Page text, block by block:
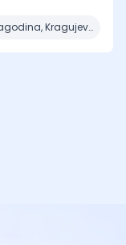
Beograd, Čačak, Jagodina, Kragujevac, Kruševac + 15 mesta